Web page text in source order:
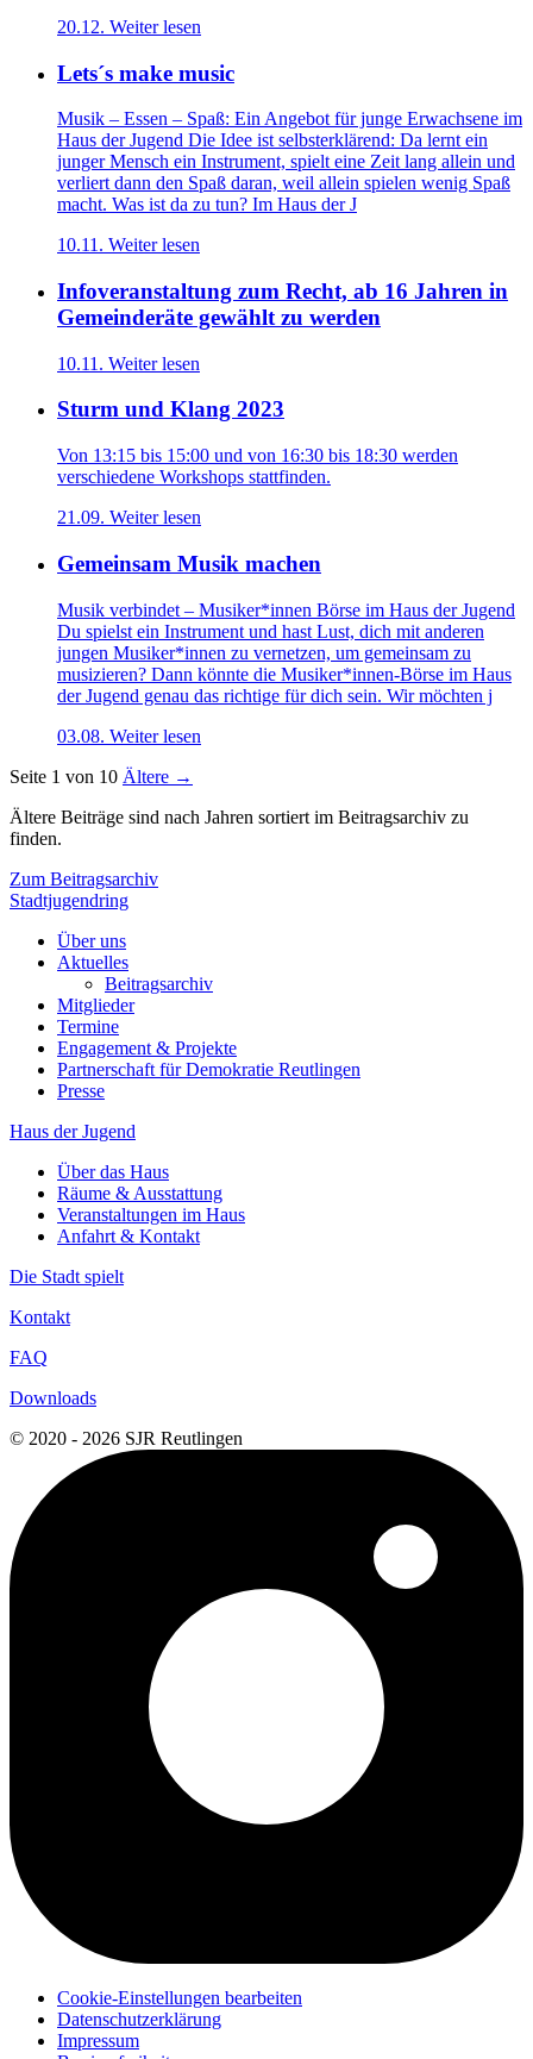
20.12. Weiter lesen
Lets´s make music
Musik – Essen – Spaß: Ein Angebot für junge Erwachsene im
Haus der Jugend Die Idee ist selbsterklärend: Da lernt ein
junger Mensch ein Instrument, spielt eine Zeit lang allein und
verliert dann den Spaß daran, weil allein spielen wenig Spaß
macht. Was ist da zu tun? Im Haus der J
10.11. Weiter lesen
Infoveranstaltung zum Recht, ab 16 Jahren in
Gemeinderäte gewählt zu werden
10.11. Weiter lesen
Sturm und Klang 2023
Von 13:15 bis 15:00 und von 16:30 bis 18:30 werden
verschiedene Workshops stattfinden.
21.09. Weiter lesen
Gemeinsam Musik machen
Musik verbindet – Musiker*innen Börse im Haus der Jugend
Du spielst ein Instrument und hast Lust, dich mit anderen
jungen Musiker*innen zu vernetzen, um gemeinsam zu
musizieren? Dann könnte die Musiker*innen-Börse im Haus
der Jugend genau das richtige für dich sein. Wir möchten j
03.08. Weiter lesen
Seite 1 von 10 Ältere →
Ältere Beiträge sind nach Jahren sortiert im Beitragsarchiv zu
finden.
Zum Beitragsarchiv
Stadtjugendring
Über uns
Aktuelles
Beitragsarchiv
Mitglieder
Termine
Engagement & Projekte
Partnerschaft für Demokratie Reutlingen
Presse
Haus der Jugend
Über das Haus
Räume & Ausstattung
Veranstaltungen im Haus
Anfahrt & Kontakt
Die Stadt spielt
Kontakt
FAQ
Downloads
© 2020 - 2026 SJR Reutlingen
Cookie-Einstellungen bearbeiten
Datenschutzerklärung
Impressum